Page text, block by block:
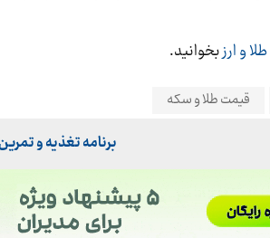
طلا و ارزبخوانید.
قیمت طلا و سکه
برنامه تغذیه و